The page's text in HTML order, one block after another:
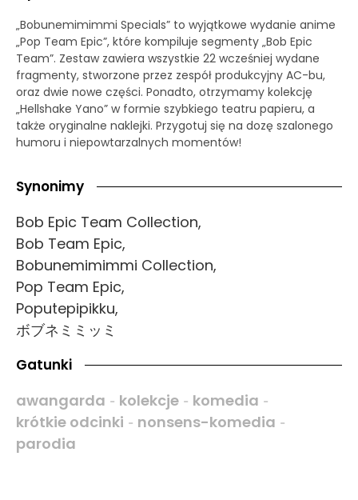
„Bobunemimimmi Specials” to wyjątkowe wydanie anime
„Pop Team Epic”, które kompiluje segmenty „Bob Epic
Team”. Zestaw zawiera wszystkie 22 wcześniej wydane
fragmenty, stworzone przez zespół produkcyjny AC-bu,
oraz dwie nowe części. Ponadto, otrzymamy kolekcję
„Hellshake Yano” w formie szybkiego teatru papieru, a
także oryginalne naklejki. Przygotuj się na dozę szalonego
humoru i niepowtarzalnych momentów!
Synonimy
Bob Epic Team Collection,
Bob Team Epic,
Bobunemimimmi Collection,
Pop Team Epic,
Poputepipikku,
ボブネミミッミ
Gatunki
awangarda - kolekcje - komedia -
krótkie odcinki - nonsens-komedia -
parodia